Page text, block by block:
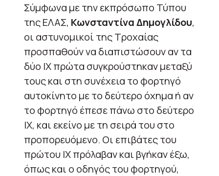
Σύμφωνα με την εκπρόσωπο Τύπου
της ΕΛΑΣ, Κωνσταντίνα Δημογλίδου,
οι αστυνομικοί της Τροχαίας
προσπαθούν να διαπιστώσουν αν τα
δύο ΙΧ πρώτα συγκρούστηκαν μεταξύ
τους και στη συνέχεια το φορτηγό
αυτοκίνητο με το δεύτερο όχημα ή αν
το φορτηγό έπεσε πάνω στο δεύτερο
ΙΧ, και εκείνο με τη σειρά του στο
προπορευόμενο. Οι επιβάτες του
πρώτου ΙΧ πρόλαβαν και βγήκαν έξω,
όπως και ο οδηγός του φορτηγού,